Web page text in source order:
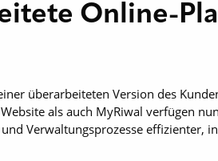
Online-
überarbeiteten Version des
als auch MyRiwal verfügen
Verwaltungsprozesse effizienter,